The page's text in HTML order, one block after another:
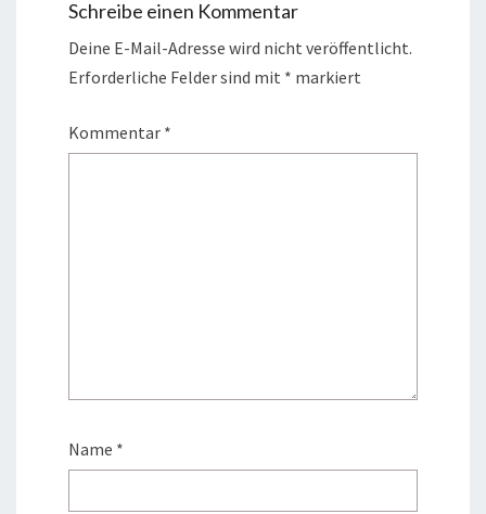
Schreibe einen Kommentar
Deine E-Mail-Adresse wird nicht veröffentlicht.
Erforderliche Felder sind mit * markiert
Kommentar *
Name *